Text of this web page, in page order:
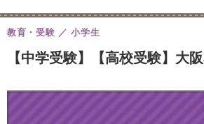
【中学受験】【高校受験】大
教育・受験 小学生